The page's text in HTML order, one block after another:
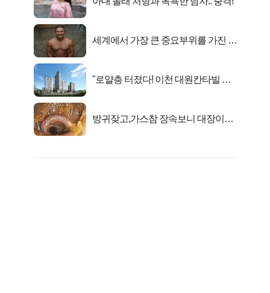
세계에서 가장 큰 중요부위를 가진 남
"로얄층 터졌다! 이천 대원칸타빌 잔
방귀잦고,가스참 장속보니 대장이아